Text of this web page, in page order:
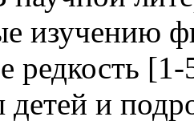
изучению
редкость
детей и